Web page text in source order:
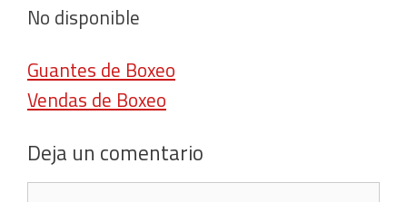
No disponible
Guantes de Boxeo
Vendas de Boxeo
Deja un comentario